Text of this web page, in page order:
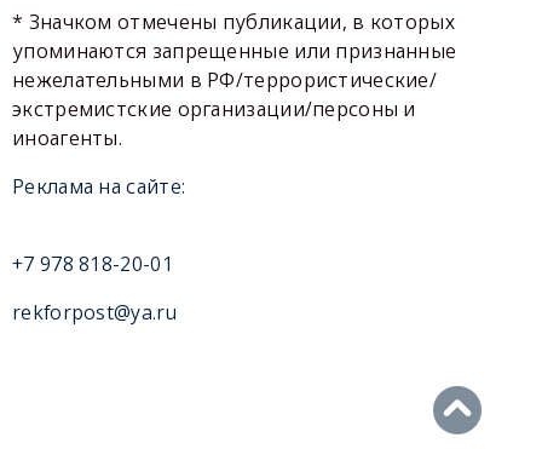
* Значком отмечены публикации, в которых
упоминаются запрещенные или признанные
нежелательными в РФ/террористические/
экстремистские организации/персоны и
иноагенты.
Реклама на сайте:
+7 978 818-20-01
rekforpost@ya.ru